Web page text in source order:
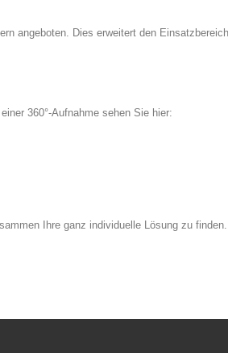
angeboten. Dies erweitert den
360°-Aufnahme sehen Sie hier:
Ihre ganz individuelle Lösung zu finden.